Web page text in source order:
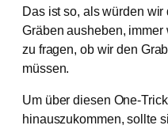
Das ist so, als würden
Gräben ausheben,
zu fragen, ob wir den
müssen.
Um über diesen One-
hinauszukommen, sollte